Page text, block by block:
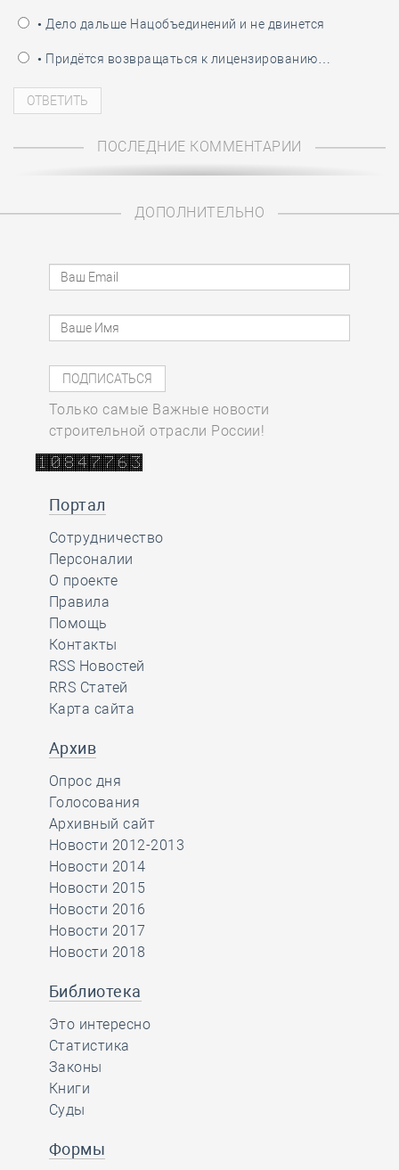
• Дело дальше Нацобъединений и не двинется
• Придётся возвращаться к лицензированию…
ПОСЛЕДНИЕ КОММЕНТАРИИ
ДОПОЛНИТЕЛЬНО
Только самые Важные новости
строительной отрасли России!
Портал
Сотрудничество
Персоналии
О проекте
Правила
Помощь
Контакты
RSS Новостей
RRS Статей
Карта сайта
Архив
Опрос дня
Голосования
Архивный сайт
Новости 2012-2013
Новости 2014
Новости 2015
Новости 2016
Новости 2017
Новости 2018
Библиотека
Это интересно
Статистика
Законы
Книги
Суды
Формы